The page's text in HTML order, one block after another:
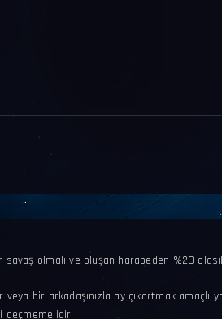
olmalı ve oluşan harabeden %20
bir arkadaşınızla ay çıkartmak amaçlı
geçmemelidir.